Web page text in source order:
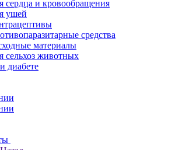
сердца и кровообращения
ушей
средства
материалы
сельхоз животных
диабете